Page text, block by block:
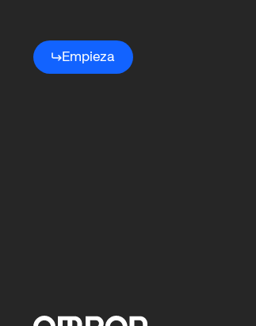
Comienza
Robotics
Empieza